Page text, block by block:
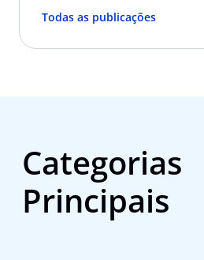
Todas as publicações
Categorias
Principais